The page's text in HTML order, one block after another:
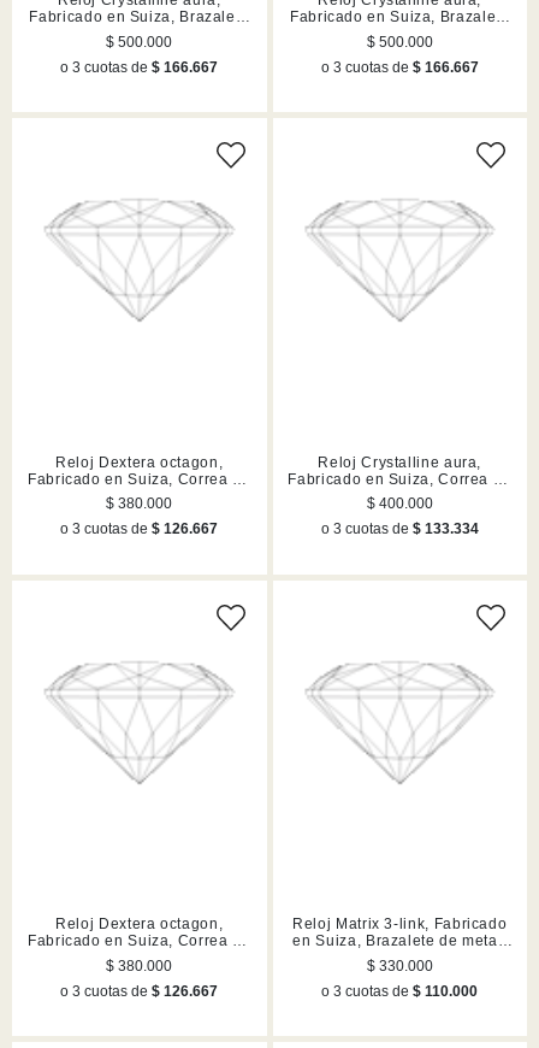
Fabricado en Suiza, Brazalete
de metal, Rosa dorado,
Acabado en tono oro rosa
$ 500.000
o 3 cuotas de$ 166.667
Fabricado en Suiza, Brazalete
de metal, Rosa dorado, Mezcla
de acabados
$ 500.000
o 3 cuotas de $ 166.667
Reloj Dextera octagon,
Fabricado en Suiza, Correa de
piel, Marrón, Acabado en tono
oro rosa
$ 380.000
o 3 cuotas de$ 126.667
Reloj Crystalline aura,
Fabricado en Suiza, Correa de
piel, Blanco, Acabado en tono
oro rosa
$ 400.000
o 3 cuotas de $ 133.334
Reloj Dextera octagon,
Fabricado en Suiza, Correa de
piel, Blanco, Acabado en tono
oro rosa
$ 380.000
o 3 cuotas de$ 126.667
Reloj Matrix 3-link, Fabricado
en Suiza, Brazalete de metal,
Plateado, Acabado en tono oro
rosa
$ 330.000
o 3 cuotas de$ 110.000